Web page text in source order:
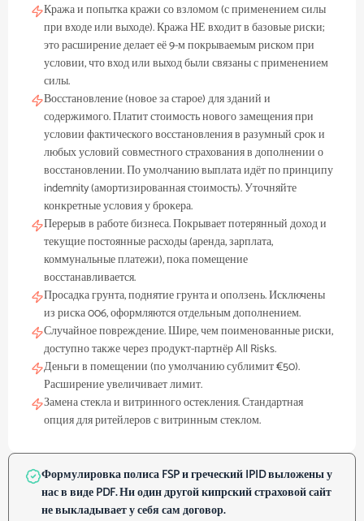
Кража и попытка кражи со взломом (с применением силы
при входе или выходе). Кража НЕ входит в базовые риски;
это расширение делает её 9-м покрываемым риском при
условии, что вход или выход были связаны с применением
силы.
Восстановление (новое за старое) для зданий и
содержимого. Платит стоимость нового замещения при
условии фактического восстановления в разумный срок и
любых условий совместного страхования в дополнении о
восстановлении. По умолчанию выплата идёт по принципу
indemnity (амортизированная стоимость). Уточняйте
конкретные условия у брокера.
Перерыв в работе бизнеса. Покрывает потерянный доход и
текущие постоянные расходы (аренда, зарплата,
коммунальные платежи), пока помещение
восстанавливается.
Просадка грунта, поднятие грунта и оползень. Исключены
из риска 006, оформляются отдельным дополнением.
Случайное повреждение. Шире, чем поименованные риски,
доступно также через продукт-партнёр All Risks.
Деньги в помещении (по умолчанию сублимит €50).
Расширение увеличивает лимит.
Замена стекла и витринного остекления. Стандартная
опция для ритейлеров с витринным стеклом.
Формулировка полиса FSP и греческий IPID выложены у
нас в виде PDF. Ни один другой кипрский страховой сайт
не выкладывает у себя сам договор.